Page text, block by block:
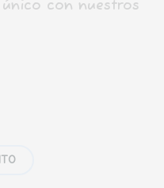
con nuestros